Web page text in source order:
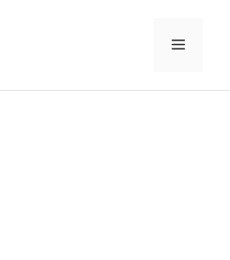
Меню